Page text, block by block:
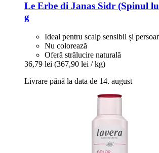
Le Erbe di Janas Sidr (Spinul
g
Ideal pentru scalp sensibil și
Nu colorează
Oferă strălucire naturală
36,79 lei (367,90 lei / kg)
Livrare până la data de 14. august